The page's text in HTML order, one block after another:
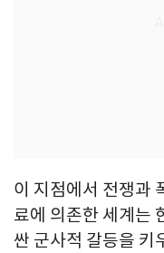
이 지점에서 전쟁과
료에 의존한 세계는
싼 군사적 갈등을 키